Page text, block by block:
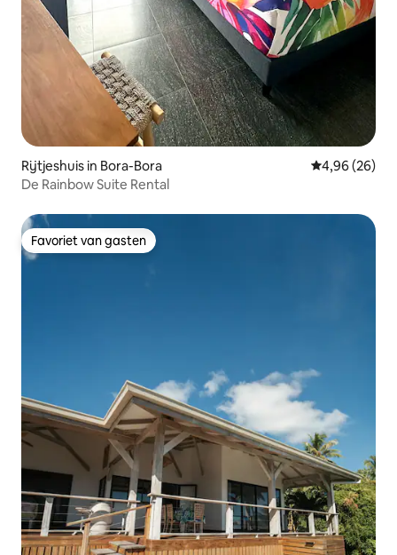
Rijtjeshuis in Bora-Bora Gemiddelde
4,96 (26)
De Rainbow Suite Rental
Favoriet van gasten
Favoriet van gasten